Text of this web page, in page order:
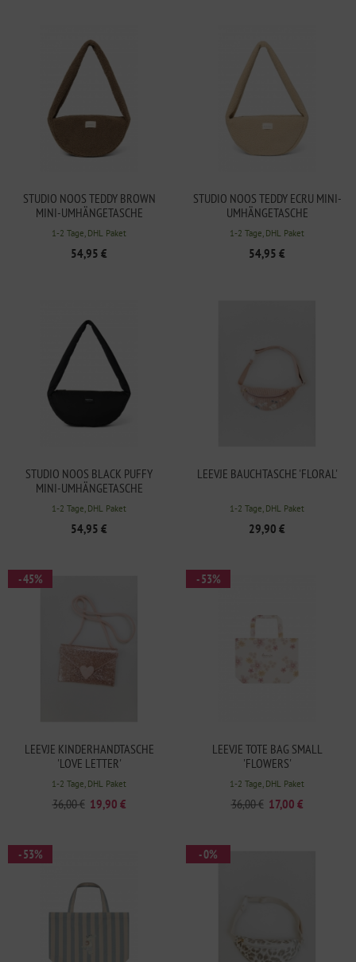
STUDIO NOOS TEDDY BROWN
MINI-UMHÄNGETASCHE
1-2 Tage, DHL Paket
54,95 €
STUDIO NOOS TEDDY ECRU MINI-
UMHÄNGETASCHE
1-2 Tage, DHL Paket
54,95 €
STUDIO NOOS BLACK PUFFY
MINI-UMHÄNGETASCHE
1-2 Tage, DHL Paket
54,95 €
LEEVJE BAUCHTASCHE 'FLORAL'
1-2 Tage, DHL Paket
29,90 €
LEEVJE KINDERHANDTASCHE
'LOVE LETTER'
1-2 Tage, DHL Paket
36,00 € 19,90 €
- 45%
LEEVJE TOTE BAG SMALL
'FLOWERS'
1-2 Tage, DHL Paket
36,00 € 17,00 €
- 53%
- 53% - 0%